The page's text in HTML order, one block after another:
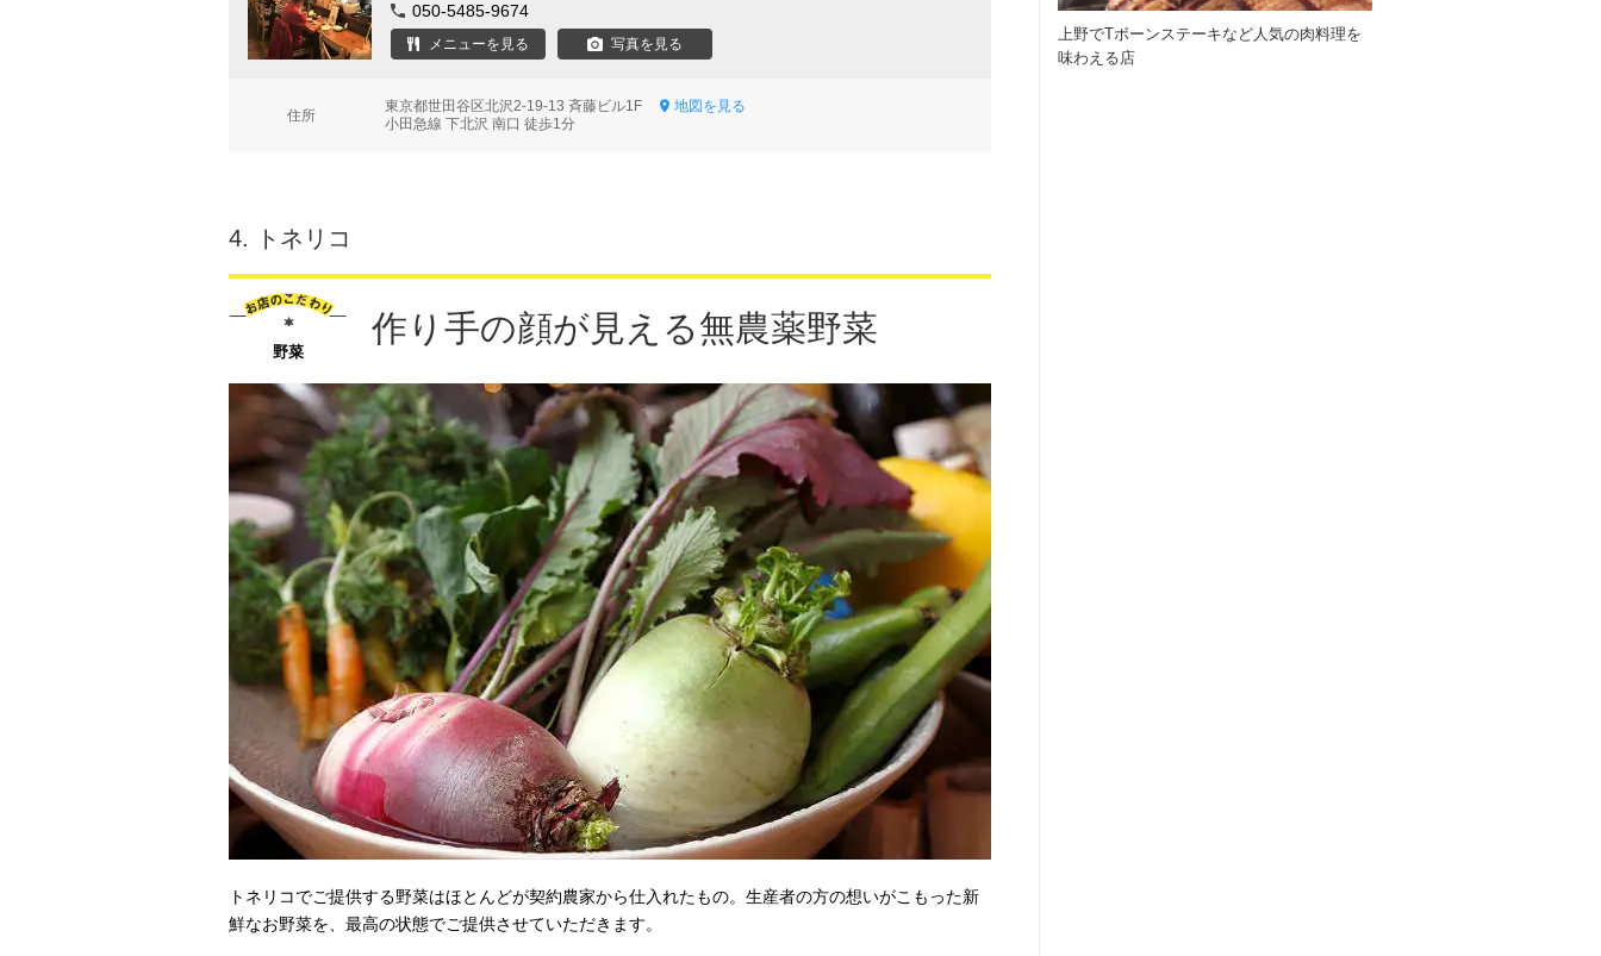
050-5485-9674
メニューを見る 写真を見る
住所
東京都世田谷区北沢2-19-13 斉藤ビル1F
地図を見る
小田急線 下北沢 南口 徒歩1分
4. トネリコ
野菜
作り手の顔が見える無農薬野菜
トネリコでご提供する野菜はほとんどが契約農家から仕入れたもの。生産者の方の想いがこもった新
鮮なお野菜を、最高の状態でご提供させていただきます。
上野でTボーンステーキなど人気の肉料理を
味わえる店